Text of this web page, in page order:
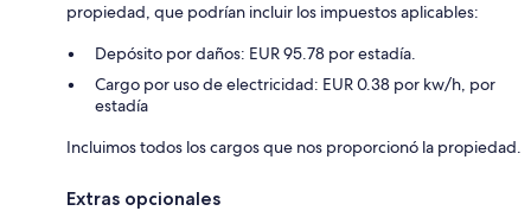
propiedad, que podrían incluir los impuestos aplicables:
Depósito por daños: EUR 95.78 por estadía.
Cargo por uso de electricidad: EUR 0.38 por kw/h, por
estadía
Incluimos todos los cargos que nos proporcionó la propiedad.
Extras opcionales